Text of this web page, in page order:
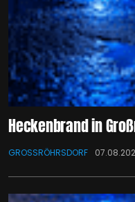
Heckenbrand in
GROSSRÖHRSDORF